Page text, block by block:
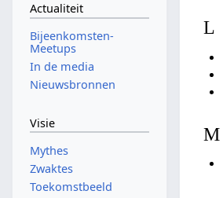
L
M
Actualiteit
Bijeenkomsten-
Meetups
In de media
Nieuwsbronnen
Visie
Mythes
Zwaktes
Toekomstbeeld